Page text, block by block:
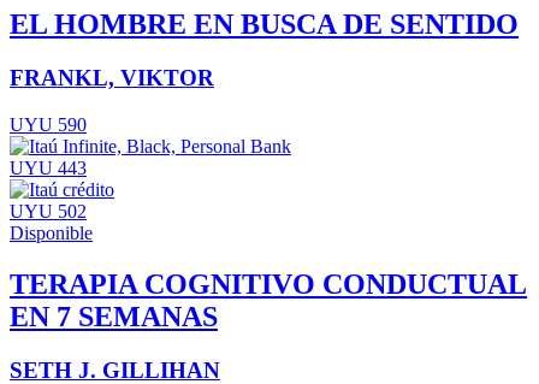
EL HOMBRE EN BUSCA DE SENTIDO
FRANKL, VIKTOR
UYU 590
UYU 443
UYU 502
Disponible
TERAPIA COGNITIVO CONDUCTUAL
EN 7 SEMANAS
SETH J. GILLIHAN